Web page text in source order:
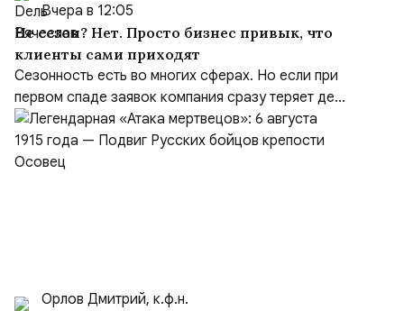
Вчера в 12:05
Не сезон? Нет. Просто бизнес привык, что
клиенты сами приходят
Сезонность есть во многих сферах. Но если при
первом спаде заявок компания сразу теряет де...
Орлов Дмитрий, к.ф.н.